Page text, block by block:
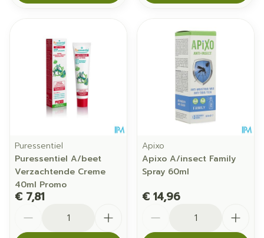
Puressentiel
Puressentiel A/beet
Verzachtende Creme
40ml Promo
€ 7,81
Apixo
Apixo A/insect Family
Spray 60ml
€ 14,96